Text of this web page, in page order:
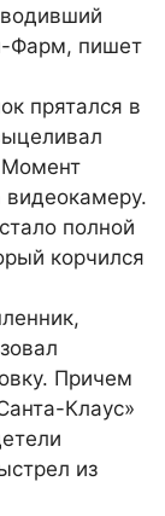
Фарм, пишет
прятался в
Момент
полной
корчился
Причем
Клаус»
из